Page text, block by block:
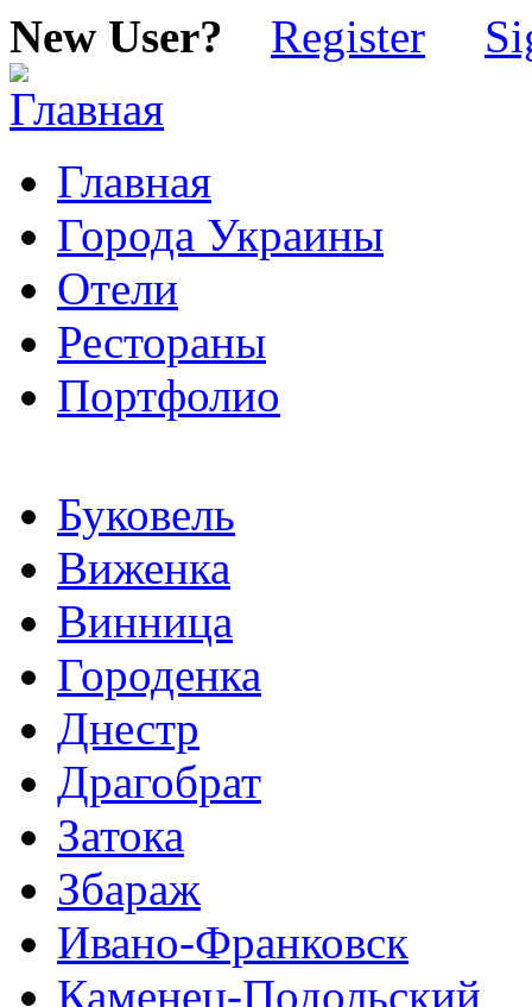
New User? Register
Главная
Города Украины
Отели
Рестораны
Портфолио
Буковель
Виженка
Винница
Городенка
Днестр
Драгобрат
Затока
Збараж
Ивано-Франковск
Каменец-Подольский